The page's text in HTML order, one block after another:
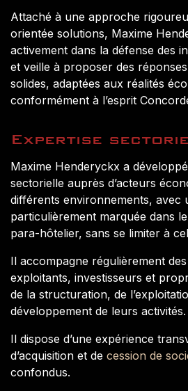
Attaché à une approche
orientée solutions, Maxime
activement dans la défense des
et veille à proposer des
solides, adaptées aux réalités
conformément à l’esprit
Expertise
Maxime Henderyckx a
sectorielle auprès d’acteurs
différents environnements, avec
particulièrement marquée dans
para-hôtelier, sans se limiter à
Il accompagne régulièrement
exploitants, investisseurs et
de la structuration, de
développement de leurs activités.
Il dispose d’une expérience
d’acquisition et de cession de
confondus.